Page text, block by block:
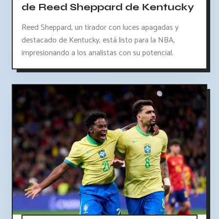
de Reed Sheppard de Kentucky
Reed Sheppard, un tirador con luces apagadas y
destacado de Kentucky, está listo para la NBA,
impresionando a los analistas con su potencial.